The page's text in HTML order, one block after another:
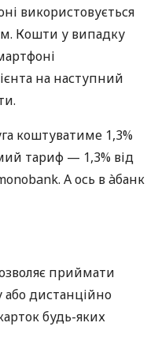
використовується
Кошти у випадку
на наступний
коштуватиме 1,3%
тариф — 1,3% від
А ось в àбанк
приймати
або дистанційно
будь-яких